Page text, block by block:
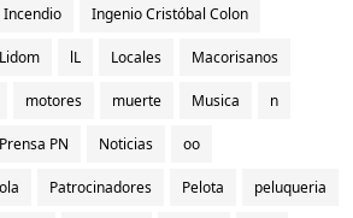
Incendio Ingenio Cristóbal Colon
Lidom lL Locales Macorisanos
motores muerte Musica n
PN Noticias oo
Patrocinadores Pelota peluqueria